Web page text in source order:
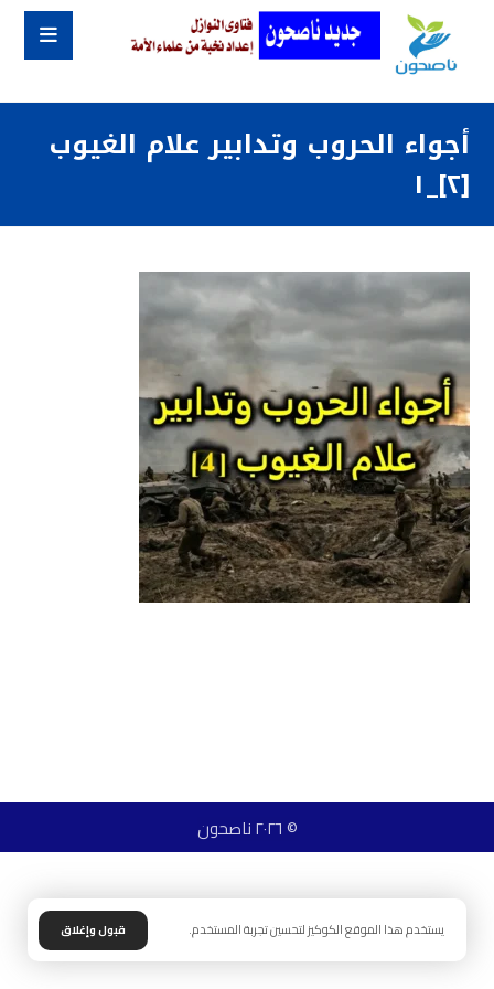
أجواء الحروب وتدابير علام الغيوب
[٢]_١
© ٢٠٢٦ ناصحون
يستخدم هذا الموقع الكوكيز لتحسين تجربة المستخدم. قبول وإغلاق